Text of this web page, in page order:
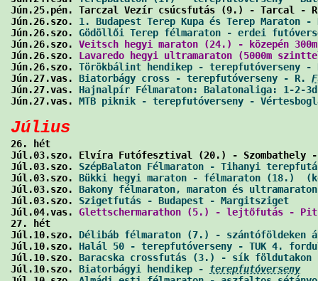
Jún.25.pén. Tarczal Vezír csúcsfutás (9.) - Tarcal -
Jún.26.szo. 1. Budapest Terep Kupa és Terep Maraton
Jún.26.szo. Gödöllői Terep félmaraton - erdei
Jún.26.szo. Veitsch hegyi maraton (24.) - közepén
Jún.26.szo. Lavaredo hegyi ultramaraton (5000m
Jún.26.szo. Törökbálint hendikep - terepfutóverseny
Jún.27.vas. Biatorbágy cross - terepfutóverseny - R.
Jún.27.vas. Hajnalpír Félmaraton: Balatonaliga: 1-2-
Jún.27.vas. MTB piknik - terepfutóverseny -
Július
26. hét
Júl.03.szo. Elvíra Futófesztival (20.) - Szombathely
Júl.03.szo. SzépBalaton Félmaraton - Tihanyi
Júl.03.szo. Bükki hegyi maraton - félmaraton (18.)
Júl.03.szo. Bakony félmaraton, maraton és ultramaraton
Júl.03.szo. Szigetfutás - Budapest - Margitsziget
Júl.04.vas. Glettschermarathon (5.) - lejtőfutás -
27. hét
Júl.10.szo. Délibáb félmaraton (7.) -
Júl.10.szo. Halál 50 - terepfutóverseny - TUK 4.
Júl.10.szo. Baracska crossfutás (3.) - sík
Júl.10.szo. Biatorbágyi hendikep - terepfutóverseny